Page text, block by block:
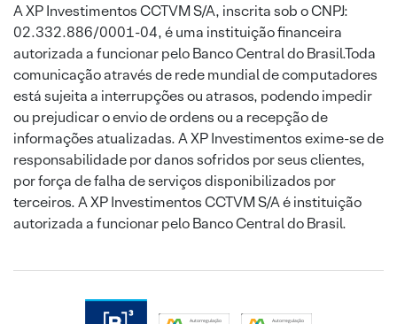
A XP Investimentos CCTVM S/A, inscrita sob o CNPJ:
02.332.886/0001-04, é uma instituição financeira
autorizada a funcionar pelo Banco Central do Brasil.Toda
comunicação através de rede mundial de computadores
está sujeita a interrupções ou atrasos, podendo impedir
ou prejudicar o envio de ordens ou a recepção de
informações atualizadas. A XP Investimentos exime-se de
responsabilidade por danos sofridos por seus clientes,
por força de falha de serviços disponibilizados por
terceiros. A XP Investimentos CCTVM S/A é instituição
autorizada a funcionar pelo Banco Central do Brasil.